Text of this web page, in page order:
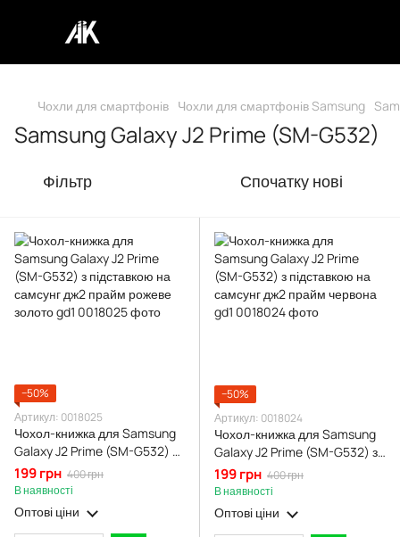
Чохли для смартфонів Чохли для смартфонів Samsung
Samsung Galaxy J2 Prime (SM-G532)
Фільтр Спочатку нові
−50%
Артикул: 0018025
Чохол-книжка для Samsung
Galaxy J2 Prime (SM-G532) з
підставкою на самсунг дж2
прайм рожеве золото gd1
199 грн 400 грн
В наявності
Оптові ціни
−50%
Артикул: 0018024
Чохол-книжка для Samsung
Galaxy J2 Prime (SM-G532) з
підставкою на самсунг дж2
прайм червона gd1
199 грн 400 грн
В наявності
Оптові ціни